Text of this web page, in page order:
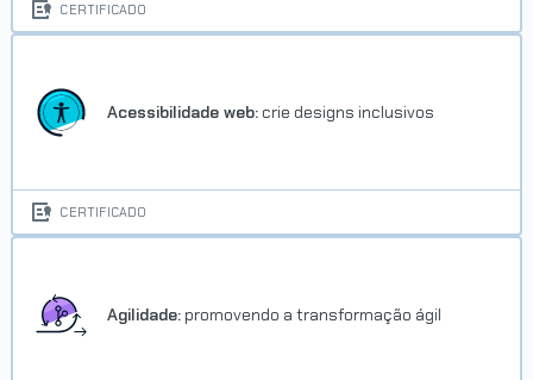
CERTIFICADO
Acessibilidade web: crie designs inclusivos
CERTIFICADO
Agilidade: promovendo a transformação ágil